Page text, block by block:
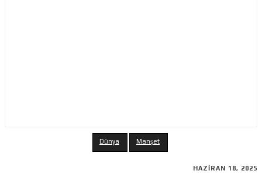
Dünya Manşet
HAZIRAN 18, 2025